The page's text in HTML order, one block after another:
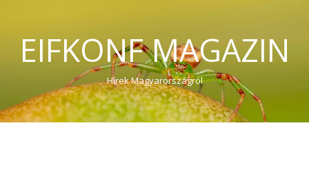
EIFKONF MAGAZIN
Hírek Magyarországról